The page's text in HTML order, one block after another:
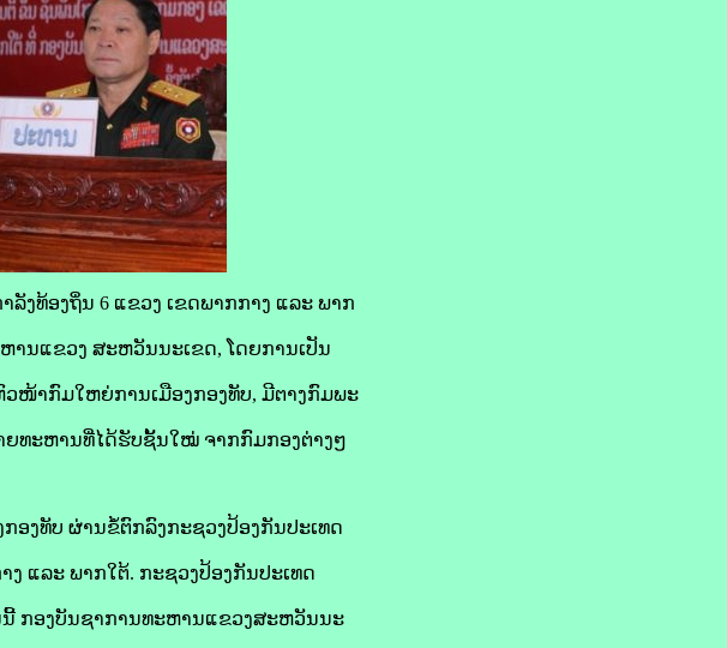
ງທ້ອງຖິ່ນ 6 ແຂວງ ເຂດພາກກາງ ແລະ ພາກ
ານແຂວງ ສະຫວັນນະເຂດ, ໂດຍການເປັນ
ໜ້າກົມໃຫຍ່ການເມືອງກອງທັບ, ມີຕາງກົມພະ
ທະຫານທີ່ໄດ້ຮັບຊັ້ນໃໝ່ ຈາກກົມກອງຕ່າງໆ
ງທັບ ຜ່ານຂໍ້ຕົກລົງກະຊວງປ້ອງກັນປະເທດ
ແລະ ພາກໃຕ້. ກະຊວງປ້ອງກັນປະເທດ
ກອງບັນຊາການທະຫານແຂວງສະຫວັນນະ